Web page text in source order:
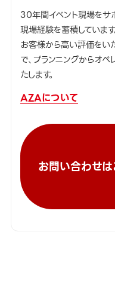
30年間イベント現場をサ
現場経験を蓄積しています
お客様から高い評価をい
で、プランニングからオ
たします。
AZAについて
お問い合わせは